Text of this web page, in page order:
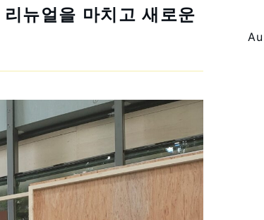
뉴얼을 마치고 새로운